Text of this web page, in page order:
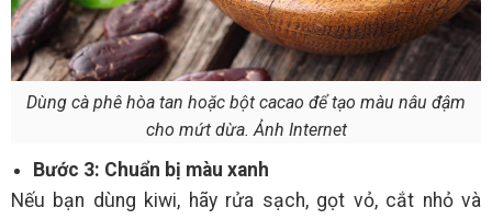
Dùng cà phê hòa tan hoặc bột cacao để tạo màu nâu đậm
cho mứt dừa. Ảnh Internet
Bước 3: Chuẩn bị màu xanh
Nếu bạn dùng kiwi, hãy rửa sạch, gọt vỏ, cắt nhỏ và